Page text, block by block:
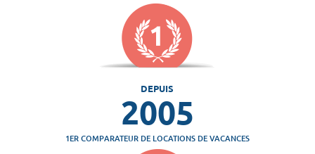
DEPUIS
2005
1ER COMPARATEUR DE LOCATIONS DE VACANCES